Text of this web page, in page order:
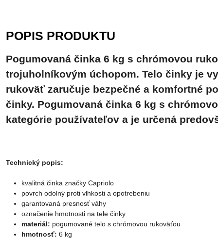
POPIS PRODUKTU
Pogumovaná činka 6 kg s chrómovou
trojuholníkovým úchopom. Telo činky je
rukoväť zaručuje bezpečné a komfortné
činky. Pogumovaná činka 6 kg s
kategórie používateľov a je určená
Technický popis:
kvalitná činka značky Capriolo
povrch odolný proti vlhkosti a opotrebeniu
garantovaná presnosť váhy
označenie hmotnosti na tele činky
materiál: pogumované telo s chrómovou rukoväťou
hmotnosť: 6 kg